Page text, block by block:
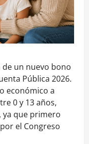
un nuevo bono
Pública 2026.
económico a
0 y 13 años,
ya que primero
el Congreso